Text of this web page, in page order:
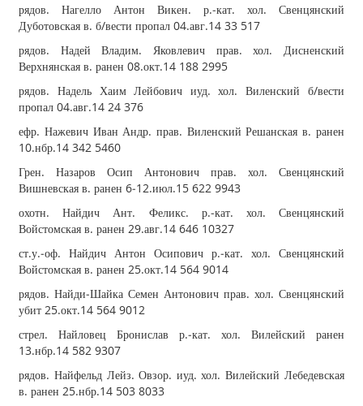
рядов. Нагелло Антон Викен. р.‐кат. хол. Свенцянский
Дуботовская в. б/вести пропал 04.авг.14 33 517
рядов. Надей Владим. Яковлевич прав. хол. Дисненский
Верхнянская в. ранен 08.окт.14 188 2995
рядов. Надель Хаим Лейбович иуд. хол. Виленский б/вести
пропал 04.авг.14 24 376
ефр. Нажевич Иван Андр. прав. Виленский Решанская в. ранен
10.нбр.14 342 5460
Грен. Назаров Осип Антонович прав. хол. Свенцянский
Вишневская в. ранен 6‐12.июл.15 622 9943
охотн. Найдич Ант. Феликс. р.‐кат. хол. Свенцянский
Войстомская в. ранен 29.авг.14 646 10327
ст.у.‐оф. Найдич Антон Осипович р.‐кат. хол. Свенцянский
Войстомская в. ранен 25.окт.14 564 9014
рядов. Найди‐Шайка Семен Антонович прав. хол. Свенцянский
убит 25.окт.14 564 9012
стрел. Найловец Бронислав р.‐кат. хол. Вилейский ранен
13.нбр.14 582 9307
рядов. Найфельд Лейз. Овзор. иуд. хол. Вилейский Лебедевская
в. ранен 25.нбр.14 503 8033